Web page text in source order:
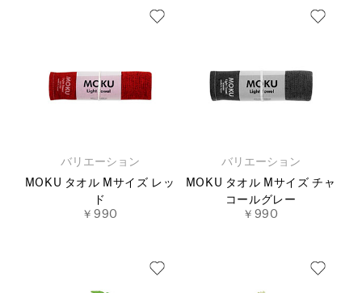
バリエーション
MOKU タオル Mサイズ レッ
ド
￥990
バリエーション
MOKU タオル Mサイズ チャ
コールグレー
￥990